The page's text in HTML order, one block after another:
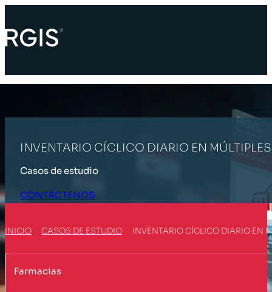
INVENTARIO CÍCLICO DIARIO EN
Casos de estudio
CONTÁCTENOS
INICIO CASOS DE ESTUDIO INVENTARIO CÍCLICO DIARIO EN
Farmacias